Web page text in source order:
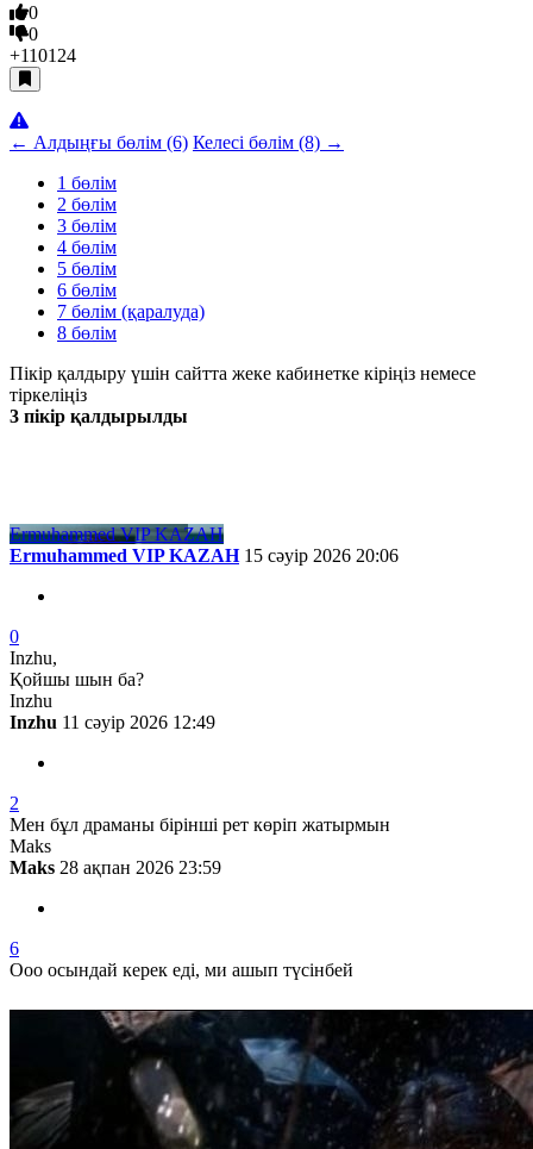
0
0
+110124
← Алдыңғы бөлім (6) Келесі бөлім (8) →
1 бөлім
2 бөлім
3 бөлім
4 бөлім
5 бөлім
6 бөлім
7 бөлім (қаралуда)
8 бөлім
Пікір қалдыру үшін сайтта жеке кабинетке кіріңіз немесе
тіркеліңіз
3 пікір қалдырылды
Ermuhammed VIP KAZAH
Ermuhammed VIP KAZAH 15 сәуір 2026 20:06
0
Inzhu,
Қойшы шын ба?
Inzhu
Inzhu 11 сәуір 2026 12:49
2
Мен бұл драманы бірінші рет көріп жатырмын
Maks
Maks 28 ақпан 2026 23:59
6
Ооо осындай керек еді, ми ашып түсінбей